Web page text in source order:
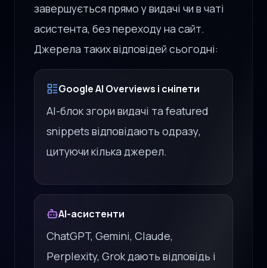
завершується прямо у видачі чи в чаті
асистента, без переходу на сайт.
Джерела таких відповідей сьогодні:
Google AI Overviews і сніпети
AI-блок згори видачі та featured
snippets відповідають одразу,
цитуючи кілька джерел.
AI-асистенти
ChatGPT, Gemini, Claude,
Perplexity, Grok дають відповідь і